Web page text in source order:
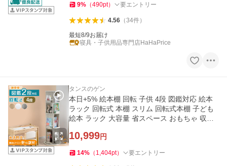
9% （490pt） 要エントリー
4.56（34件）
最短8/9お届け
寝具・子供用品専門店HaHaPrice
タンスのゲン
本日+5% 絵本棚 回転 子供 4段 図鑑対応 絵本
ラック 回転式 本棚 スリム 回転式本棚 子ども
絵本 ラック 大容量 省スペース おもちゃ 収納
10,999円
14% （ 1,404pt） 要エントリー